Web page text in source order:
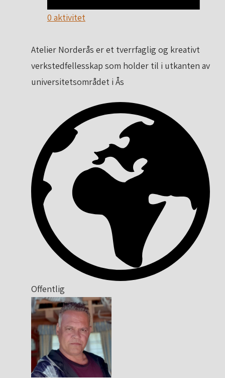
0 aktivitet
Atelier Norderås er et tverrfaglig og kreativt
verkstedfellesskap som holder til i utkanten av
universitetsområdet i Ås
Offentlig